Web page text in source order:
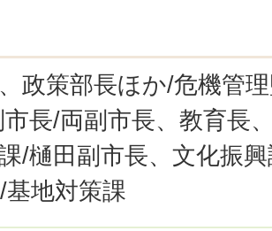
政策部長ほか/危機管
長/両副市長、教育長
/樋田副市長、文化振
地対策課